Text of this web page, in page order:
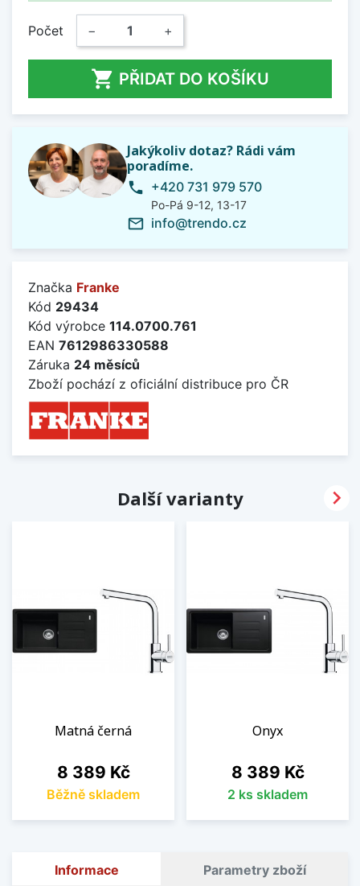
Počet − +
 PŘIDAT DO KOŠÍKU
Jakýkoliv dotaz? Rádi vám
poradíme.
phone +420 731 979 570
Po-Pá 9-12, 13-17
mail_outline info@trendo.cz
Značka Franke
Kód 29434
Kód výrobce 114.0700.761
EAN 7612986330588
Záruka 24 měsíců
Zboží pochází z oficiální distribuce pro ČR
Další varianty
Matná černá
Cena
8 389 Kč
Běžně skladem
Onyx
Cena
8 389 Kč
2 ks skladem

Informace Parametry zboží